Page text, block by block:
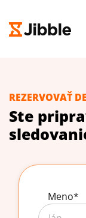
REZERVOVAŤ
Ste
Meno*